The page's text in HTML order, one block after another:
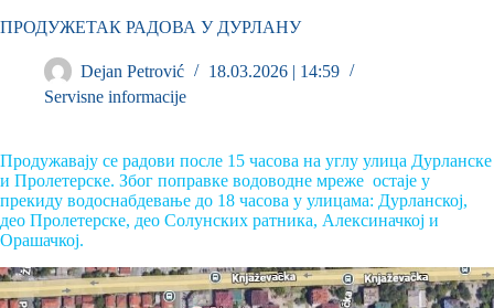
ПРОДУЖЕТАК РАДОВА У ДУРЛАНУ
Dejan Petrović
18.03.2026 | 14:59
Servisne informacije
Продужавају се радови после 15 часова на углу улица Дурланске
и Пролетерске. Због поправке водоводне мреже остаје у
прекиду водоснабдевање до 18 часова у улицама: Дурланској,
део Пролетерске, део Солунских ратника, Алексиначкој и
Орашачкој.